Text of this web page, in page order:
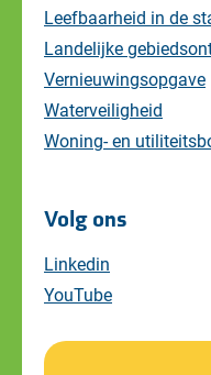
Leefbaarheid in de
Landelijke
Vernieuwingsopgave
Waterveiligheid
Woning- en
Volg ons
Linkedin
YouTube